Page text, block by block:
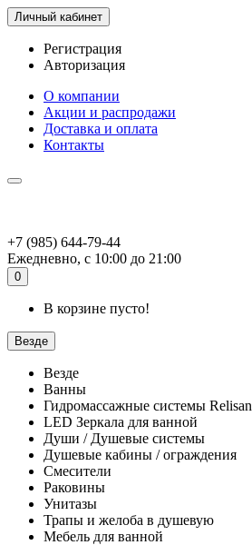
Личный кабинет
Регистрация
Авторизация
О компании
Акции и распродажи
Доставка и оплата
Контакты
+7 (985) 644-79-44
Ежедневно, с 10:00 до 21:00
0
В корзине пусто!
Везде
Везде
Ванны
Гидромассажные системы Relisan
LED Зеркала для ванной
Души / Душевые системы
Душевые кабины / ограждения
Смесители
Раковины
Унитазы
Трапы и желоба в душевую
Мебель для ванной